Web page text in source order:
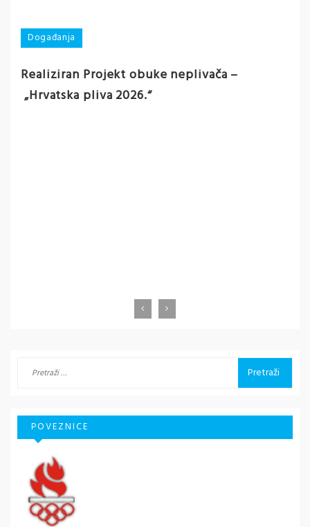
Događanja
Realiziran Projekt obuke neplivača –
„Hrvatska pliva 2026.“
POVEZNICE